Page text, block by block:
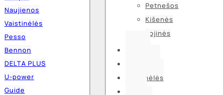
Naujienos
Vaistinėlės
Pesso
Bennon
DELTA PLUS
U-power
Guide
Petnešos
Kišenės
Kojinės
Vaistinėlės